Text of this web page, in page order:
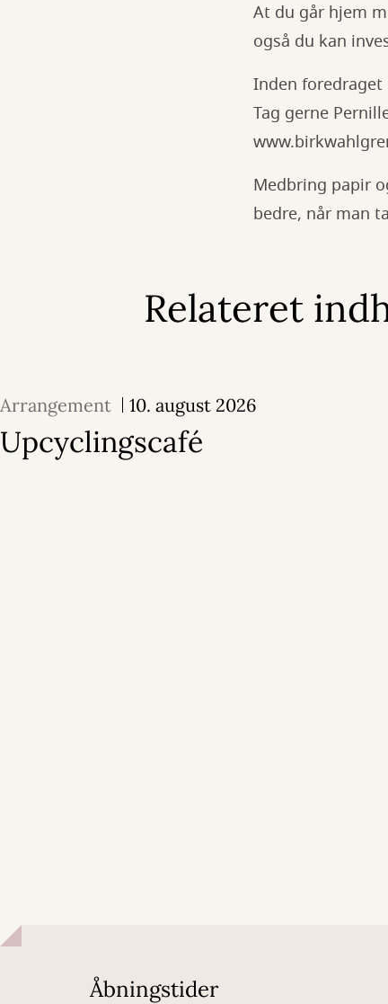
At du går hjem
også du kan
Inden foredraget
Tag gerne
Medbring papir
bedre, når man
Relateret
Arrangement 10. august 2026
Upcyclingscafé
Åbningstider